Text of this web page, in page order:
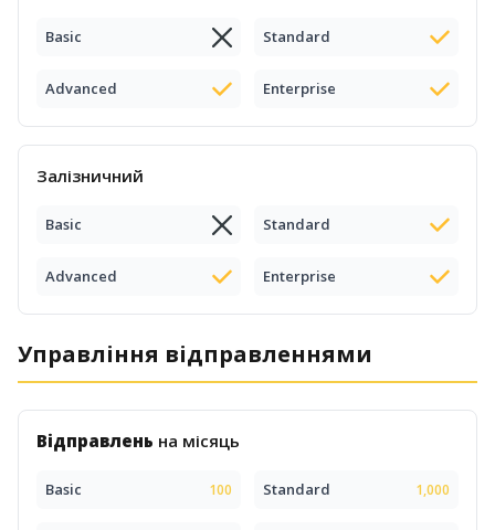
Basic Standard
Advanced Enterprise
Залізничний
Basic Standard
Advanced Enterprise
Управління відправленнями
Відправлень на місяць
Basic 100 Standard 1,000